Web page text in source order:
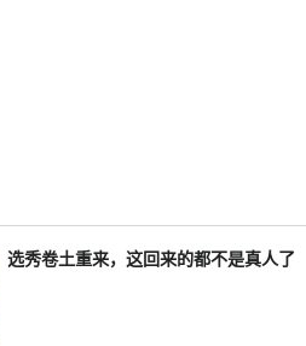
选秀卷土重来，这回来的都不是真人了